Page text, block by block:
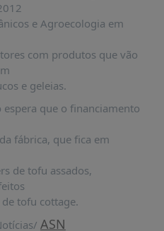
e Agroecologia em
com produtos que vão
e geleias.
que o financiamento
fábrica, que fica em
de tofu assados,
tofu cottage.
ASN